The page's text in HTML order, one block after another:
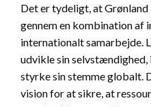
Det er tydeligt, at
gennem en kombination af
internationalt samarbejde.
udvikle sin
styrke sin stemme globalt.
vision for at sikre, at